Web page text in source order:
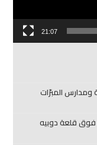
21:07
ومدارس المبرّات
فوق قلعة دوبيه